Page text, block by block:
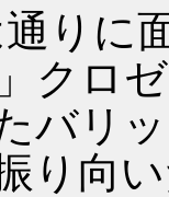
通り
クロ
バリ
り向